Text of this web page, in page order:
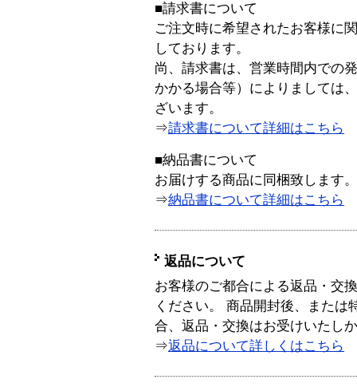
■請求書について
ご注文時に希望されたお客様に
しております。
尚、請求書は、営業時間内での
かかる場合等）によりましては
ざいます。
⇒請求書について詳細はこちら
■納品書について
お届けする商品に同梱致します。
⇒納品書について詳細はこちら
返品について
お客様のご都合による返品・交
ください。 商品開封後、または
合、返品・交換はお受けいたし
⇒返品について詳しくはこちら